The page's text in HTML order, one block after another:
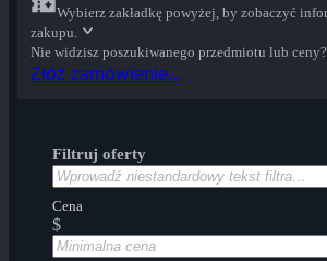
Wybierz zakładkę powyżej, by zobaczyć
zakupu.
Nie widzisz poszukiwanego przedmiotu lub ceny?
Złóż zamówienie…
Filtruj oferty
Cena
$